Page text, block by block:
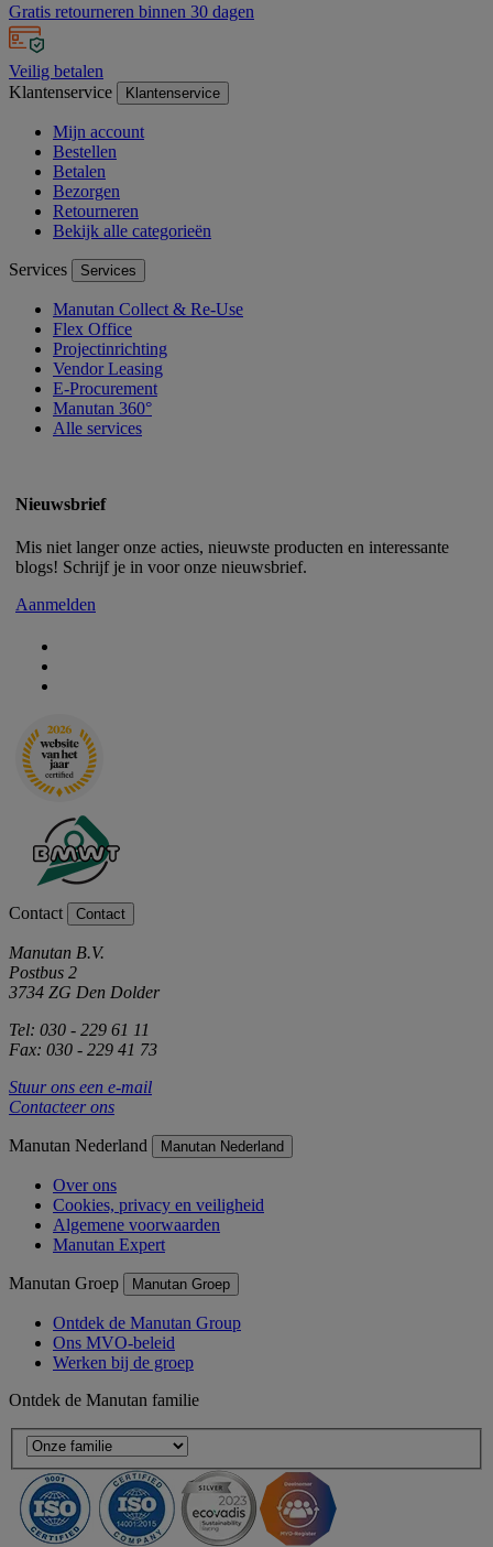
Gratis retourneren binnen 30 dagen
Veilig betalen
Klantenservice
Klantenservice
Mijn account
Bestellen
Betalen
Bezorgen
Retourneren
Bekijk alle categorieën
Services Services
Manutan Collect & Re-Use
Flex Office
Projectinrichting
Vendor Leasing
E-Procurement
Manutan 360°
Alle services
Nieuwsbrief
Mis niet langer onze acties, nieuwste producten en interessante
blogs! Schrijf je in voor onze nieuwsbrief.
Aanmelden
Contact Contact
Manutan B.V.
Postbus 2
3734 ZG Den Dolder
Tel: 030 - 229 61 11
Fax: 030 - 229 41 73
Stuur ons een e-mail
Contacteer ons
Manutan Nederland Manutan Nederland
Over ons
Cookies, privacy en veiligheid
Algemene voorwaarden
Manutan Expert
Manutan Groep Manutan Groep
Ontdek de Manutan Group
Ons MVO-beleid
Werken bij de groep
Ontdek de Manutan familie